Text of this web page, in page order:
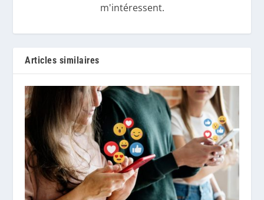
m'intéressent.
Articles similaires